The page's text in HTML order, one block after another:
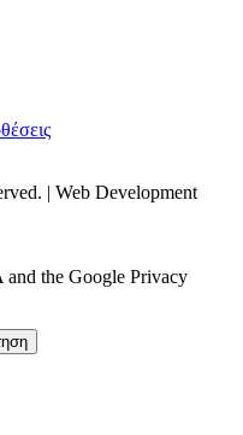
| Web Development
the Google Privacy